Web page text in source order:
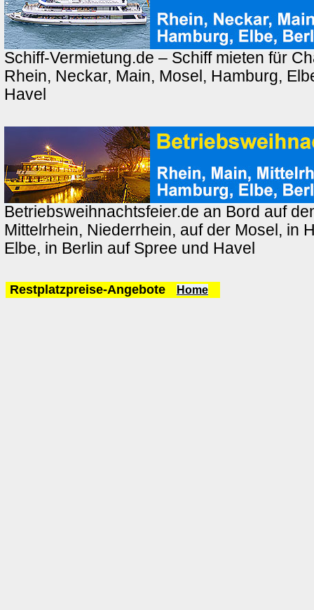
Schiff-Vermietung.de – Schiff mieten für
Rhein, Neckar, Main, Mosel, Hamburg,
Havel
Betriebsweihnachtsfeier.de an Bord auf
Mittelrhein, Niederrhein, auf der Mosel, in
Elbe, in Berlin auf Spree und Havel
Restplatzpreise-Angebote Home